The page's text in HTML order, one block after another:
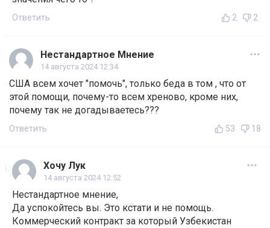
Ответить 2 2
Нестандартное Мнение
14 августа 2024 12:34
США всем хочет "помочь", только беда в том , что от
этой помощи, почему-то всем хреново, кроме них,
почему так не догадываетесь???
Ответить 53 18
Хочу Лук
14 августа 2024 12:52
Нестандартное мнение,
Да успокойтесь вы. Это кстати и не помощь.
Коммерческий контракт за который Узбекистан